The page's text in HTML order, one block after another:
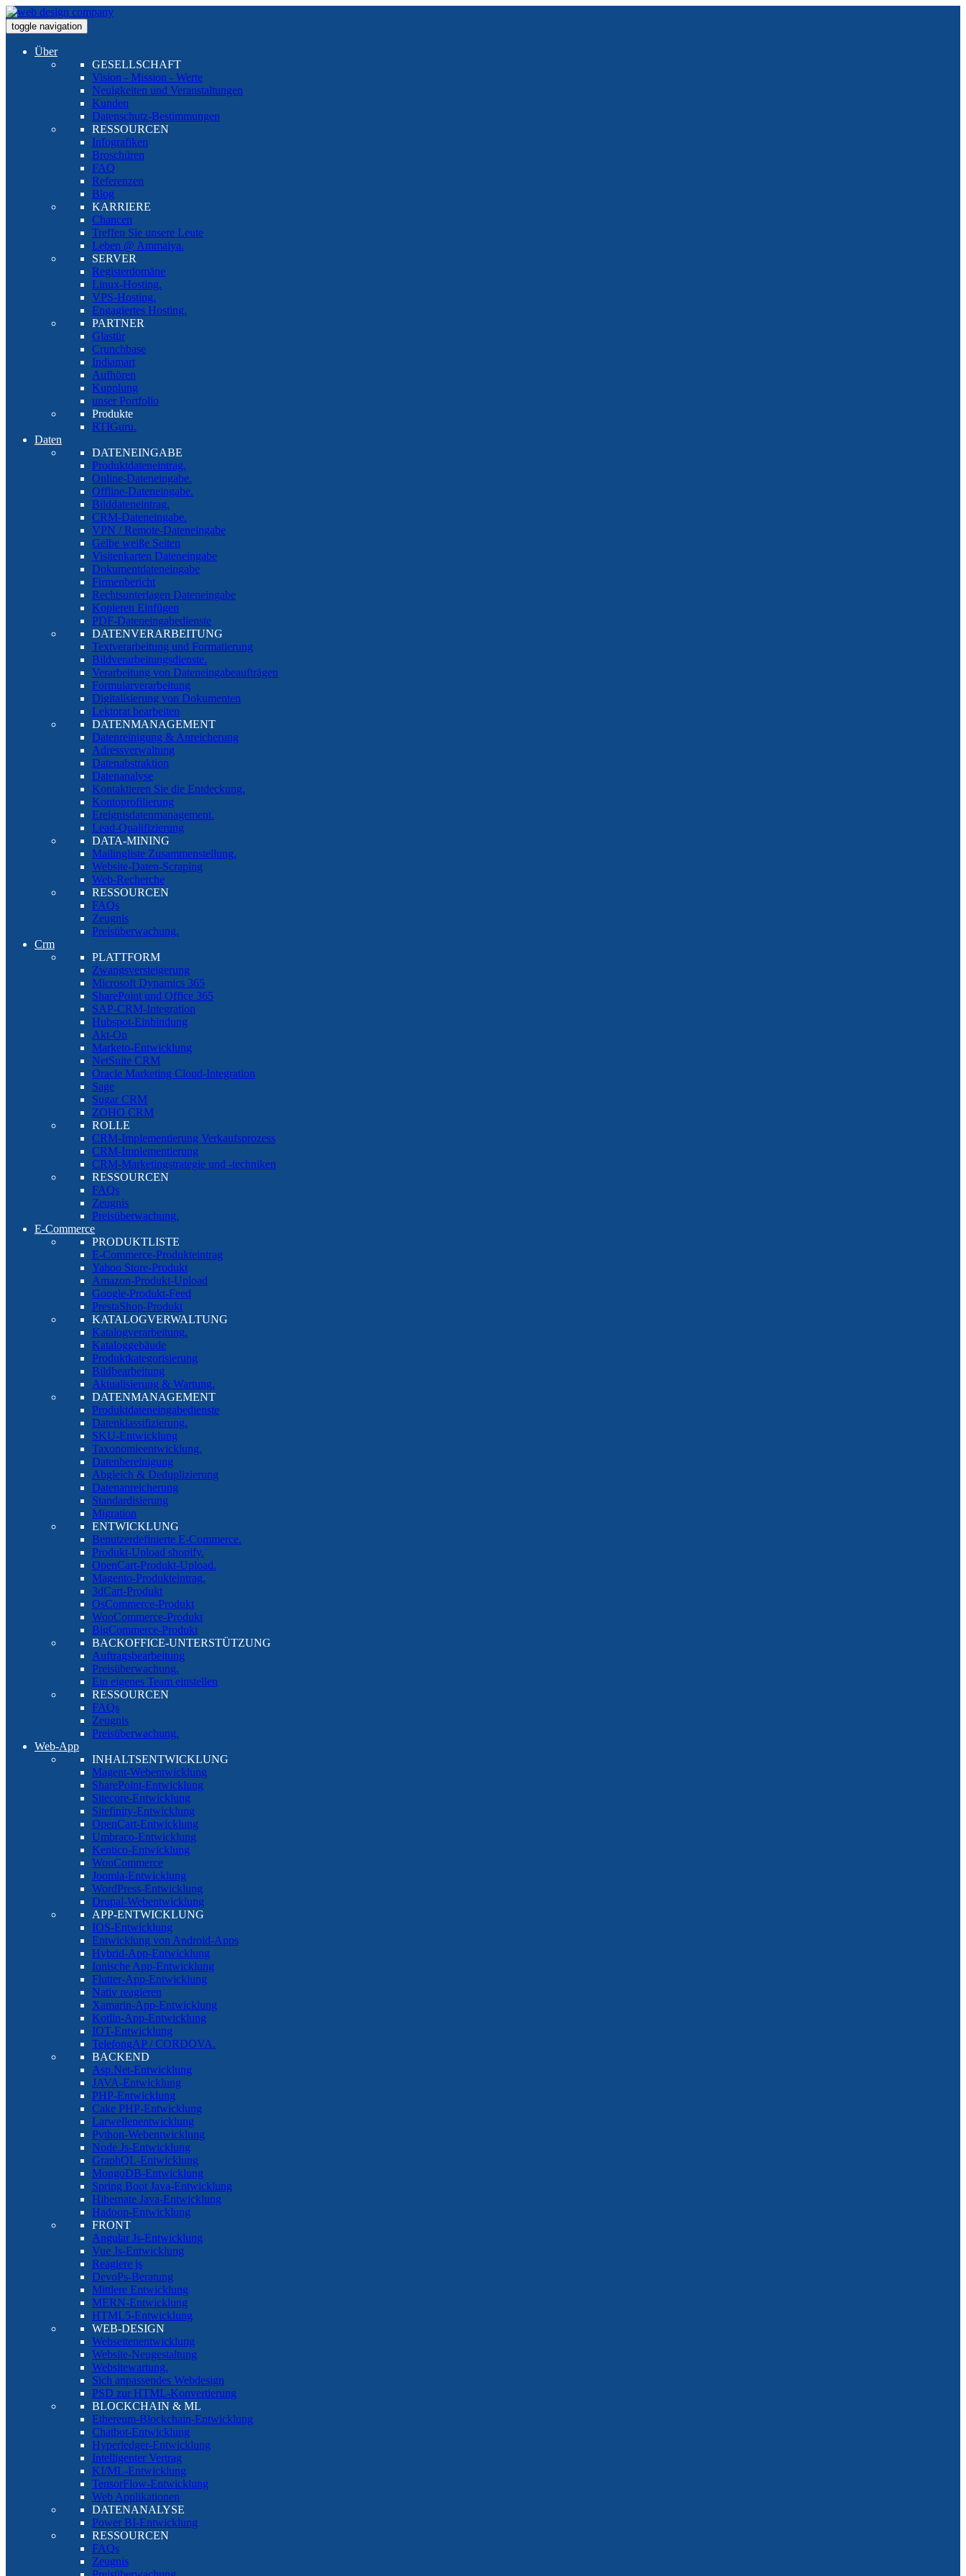
toggle navigation
Über
GESELLSCHAFT
Vision - Mission - Werte
Neuigkeiten und Veranstaltungen
Kunden
Datenschutz-Bestimmungen
RESSOURCEN
Infografiken
Broschüren
FAQ
Referenzen
Blog
KARRIERE
Chancen
Treffen Sie unsere Leute
Leben @ Ammaiya.
SERVER
Registerdomäne
Linux-Hosting.
VPS-Hosting.
Engagiertes Hosting.
PARTNER
Glastür
Crunchbase
Indiamart
Aufhören
Kupplung
unser Portfolio
Produkte
RTIGuru.
Daten
DATENEINGABE
Produktdateneintrag.
Online-Dateneingabe.
Offline-Dateneingabe.
Bilddateneintrag.
CRM-Dateneingabe.
VPN / Remote-Dateneingabe
Gelbe weiße Seiten
Visitenkarten Dateneingabe
Dokumentdateneingabe
Firmenbericht
Rechtsunterlagen Dateneingabe
Kopieren Einfügen
PDF-Dateneingabedienste
DATENVERARBEITUNG
Textverarbeitung und Formatierung
Bildverarbeitungsdienste.
Verarbeitung von Dateneingabeaufträgen
Formularverarbeitung
Digitalisierung von Dokumenten
Lektorat bearbeiten
DATENMANAGEMENT
Datenreinigung & Anreicherung
Adressverwaltung
Datenabstraktion
Datenanalyse
Kontaktieren Sie die Entdeckung.
Kontoprofilierung
Ereignisdatenmanagement.
Lead-Qualifizierung
DATA-MINING
Mailingliste Zusammenstellung.
Website-Daten-Scraping
Web-Recherche
RESSOURCEN
FAQs
Zeugnis
Preisüberwachung.
Crm
PLATTFORM
Zwangsversteigerung
Microsoft Dynamics 365
SharePoint und Office 365
SAP-CRM-Integration
Hubspot-Einbindung
Akt-On
Marketo-Entwicklung
NetSuite CRM
Oracle Marketing Cloud-Integration
Sage
Sugar CRM
ZOHO CRM
ROLLE
CRM-Implementierung Verkaufsprozess
CRM-Implementierung
CRM-Marketingstrategie und -techniken
RESSOURCEN
FAQs
Zeugnis
Preisüberwachung.
E-Commerce
PRODUKTLISTE
E-Commerce-Produkteintrag
Yahoo Store-Produkt
Amazon-Produkt-Upload
Google-Produkt-Feed
PrestaShop-Produkt
KATALOGVERWALTUNG
Katalogverarbeitung.
Kataloggebäude
Produktkategorisierung
Bildbearbeitung
Aktualisierung & Wartung.
DATENMANAGEMENT
Produktdateneingabedienste
Datenklassifizierung.
SKU-Entwicklung
Taxonomieentwicklung.
Datenbereinigung
Abgleich & Deduplizierung
Datenanreicherung
Standardisierung
Migration
ENTWICKLUNG
Benutzerdefinierte E-Commerce.
Produkt-Upload shopify.
OpenCart-Produkt-Upload.
Magento-Produkteintrag.
3dCart-Produkt
OsCommerce-Produkt
WooCommerce-Produkt
BigCommerce-Produkt
BACKOFFICE-UNTERSTÜTZUNG
Auftragsbearbeitung
Preisüberwachung.
Ein eigenes Team einstellen
RESSOURCEN
FAQs
Zeugnis
Preisüberwachung.
Web-App
INHALTSENTWICKLUNG
Magent-Webentwicklung
SharePoint-Entwicklung
Sitecore-Entwicklung
Sitefinity-Entwicklung
OpenCart-Entwicklung
Umbraco-Entwicklung
Kentico-Entwicklung
WooCommerce
Joomla-Entwicklung
WordPress-Entwicklung
Drupal-Webentwicklung
APP-ENTWICKLUNG
IOS-Entwicklung
Entwicklung von Android-Apps
Hybrid-App-Entwicklung
Ionische App-Entwicklung
Flutter-App-Entwicklung
Nativ reagieren
Xamarin-App-Entwicklung
Kotlin-App-Entwicklung
IOT-Entwicklung
TelefongAP / CORDOVA.
BACKEND
Asp.Net-Entwicklung
JAVA-Entwicklung
PHP-Entwicklung
Cake PHP-Entwicklung
Larwellenentwicklung
Python-Webentwicklung
Node.Js-Entwicklung
GraphQL-Entwicklung
MongoDB-Entwicklung
Spring Boot Java-Entwicklung
Hibernate Java-Entwicklung
Hadoop-Entwicklung
FRONT
Angular Js-Entwicklung
Vue Js-Entwicklung
Reagiere js
DevoPs-Beratung
Mittlere Entwicklung
MERN-Entwicklung
HTML5-Entwicklung
WEB-DESIGN
Webseitenentwicklung
Website-Neugestaltung
Websitewartung.
Sich anpassendes Webdesign
PSD zur HTML-Konvertierung
BLOCKCHAIN & ML
Ethereum-Blockchain-Entwicklung
Chatbot-Entwicklung
Hyperledger-Entwicklung
Intelligenter Vertrag
KI/ML-Entwicklung
TensorFlow-Entwicklung
Web Applikationen
DATENANALYSE
Power BI-Entwicklung
RESSOURCEN
FAQs
Zeugnis